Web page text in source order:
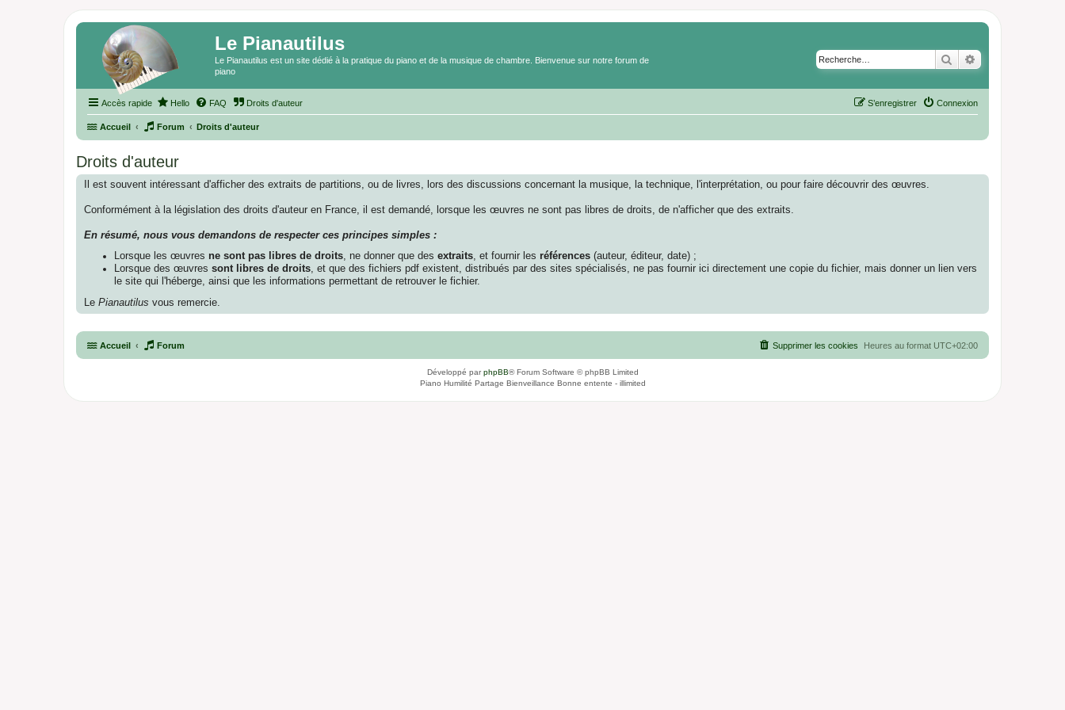
Le Pianautilus
Le Pianautilus est un site dédié à la pratique du piano et de la musique de chambre. Bienvenue sur notre forum de
piano
RechercherRecherche
Accès rapide Hello FAQ Droits d'auteur Connexion
S’enregistrer
Accueil Forum Droits d'auteur
Droits d'auteur
Il est souvent intéressant d'afficher des extraits de partitions, ou de livres, lors des discussions concernant la musique, la technique, l'interprétation, ou pour faire découvrir des œuvres.
Conformément à la législation des droits d'auteur en France, il est demandé, lorsque les œuvres ne sont pas libres de droits, de n'afficher que des extraits.
En résumé, nous vous demandons de respecter ces principes simples :
Lorsque les œuvres ne sont pas libres de droits, ne donner que des extraits, et fournir les références(auteur, éditeur, date) ;
Lorsque des œuvres sont libres de droits, et que des fichiers pdf existent, distribués par des sites spécialisés, ne pas fournir ici directement une copie du fichier, mais donner un lien vers
le site qui l'héberge, ainsi que les informations permettant de retrouver le fichier.
Le Pianautilus vous remercie.
Accueil Forum Heures au format UTC+02:00
Supprimer les cookies
Développé parphpBB® Forum Software © phpBB Limited
Piano Humilité Partage Bienveillance Bonne entente - illimited